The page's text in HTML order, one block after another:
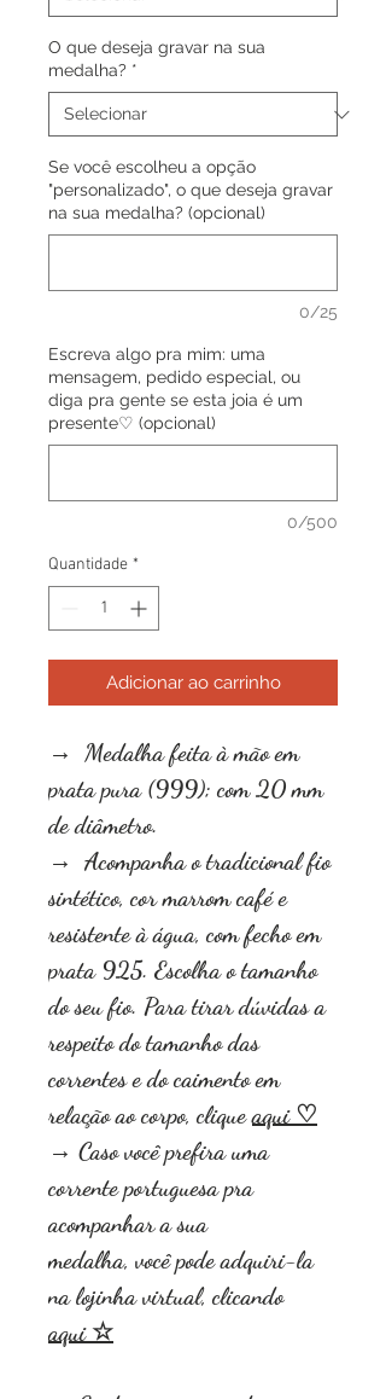
O que deseja gravar na sua
medalha? *
Se você escolheu a opção
"personalizado", o que deseja gravar
na sua medalha? (opcional)
0/25
Escreva algo pra mim: uma
mensagem, pedido especial, ou
diga pra gente se esta joia é um
presente♡ (opcional)
0/500
Quantidade *
Adicionar ao carrinho
→ Medalha feita à mão em
prata pura (999); com 20 mm
de diâmetro.
→ Acompanha o tradicional fio
sintético, cor marrom café e
resistente à água, com fecho em
prata 925. Escolha o tamanho
do seu fio. Para tirar dúvidas a
respeito do tamanho das
correntes e do caimento em
relação ao corpo, cliqueaqui ♡
→ Caso você prefira uma
corrente portuguesa pra
acompanhar a sua
medalha, você pode adquiri-la
na lojinha virtual, clicando
aqui ☆